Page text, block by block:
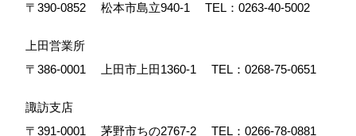
〒390-0852
松本市島立940-1 TEL： 0263-40-5002
上田営業所
〒386-0001
上田市上田1360-1 TEL： 0268-75-0651
諏訪支店
〒391-0001
茅野市ちの2767-2 TEL： 0266-78-0881